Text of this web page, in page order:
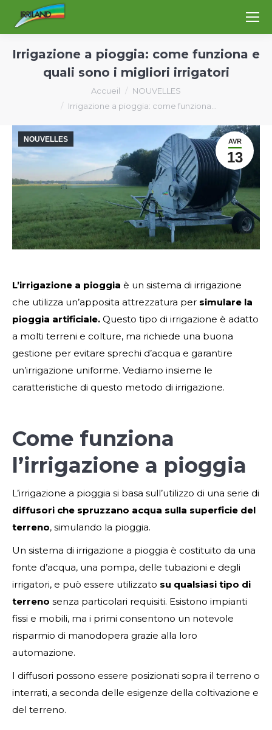
Irrigazione a pioggia: come funziona e
quali sono i migliori irrigatori
Accueil
NOUVELLES
Irrigazione a pioggia: come funziona…
AVR
13
NOUVELLES
L’irrigazione a pioggia è un sistema di irrigazione
che utilizza un’apposita attrezzatura per simulare la
pioggia artificiale. Questo tipo di irrigazione è adatto
a molti terreni e colture, ma richiede una buona
gestione per evitare sprechi d’acqua e garantire
un’irrigazione uniforme. Vediamo insieme le
caratteristiche di questo metodo di irrigazione.
Come funziona
l’irrigazione a pioggia
L’irrigazione a pioggia si basa sull’utilizzo di una serie di
diffusori che spruzzano acqua sulla superficie del
terreno, simulando la pioggia.
Un sistema di irrigazione a pioggia è costituito da una
fonte d’acqua, una pompa, delle tubazioni e degli
irrigatori, e può essere utilizzato su qualsiasi tipo di
terreno senza particolari requisiti. Esistono impianti
fissi e mobili, ma i primi consentono un notevole
risparmio di manodopera grazie alla loro
automazione.
I diffusori possono essere posizionati sopra il terreno o
interrati, a seconda delle esigenze della coltivazione e
del terreno.